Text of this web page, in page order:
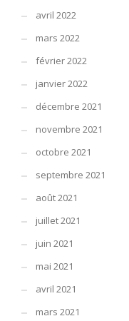
avril 2022
mars 2022
février 2022
janvier 2022
décembre 2021
novembre 2021
octobre 2021
septembre 2021
août 2021
juillet 2021
juin 2021
mai 2021
avril 2021
mars 2021